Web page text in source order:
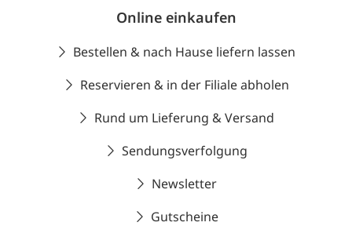
Online einkaufen
Bestellen & nach Hause liefern lassen
Reservieren & in der Filiale abholen
Rund um Lieferung & Versand
Sendungsverfolgung
Newsletter
Gutscheine